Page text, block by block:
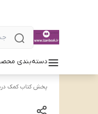
دسته‌بندی
پخش کتاب کمک